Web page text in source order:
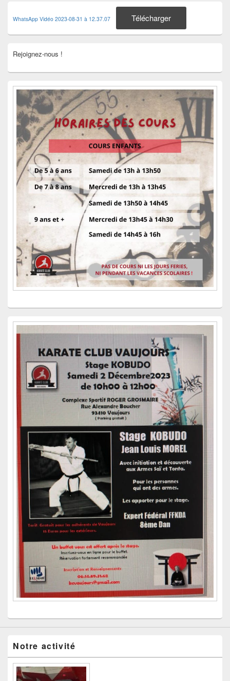
WhatsApp Vidéo 2023-08-31 à 12.37.07 Télécharger
Rejoignez-nous !
Notre activité